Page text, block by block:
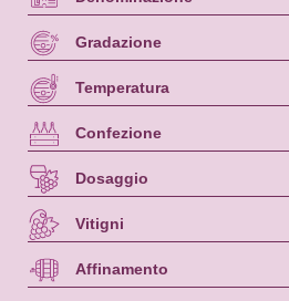
Gradazione
Temperatura
Confezione
Dosaggio
Vitigni
Affinamento